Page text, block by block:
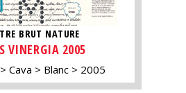
BRUT NATURE
VINERGIA 2005
Cava Blanc 2005